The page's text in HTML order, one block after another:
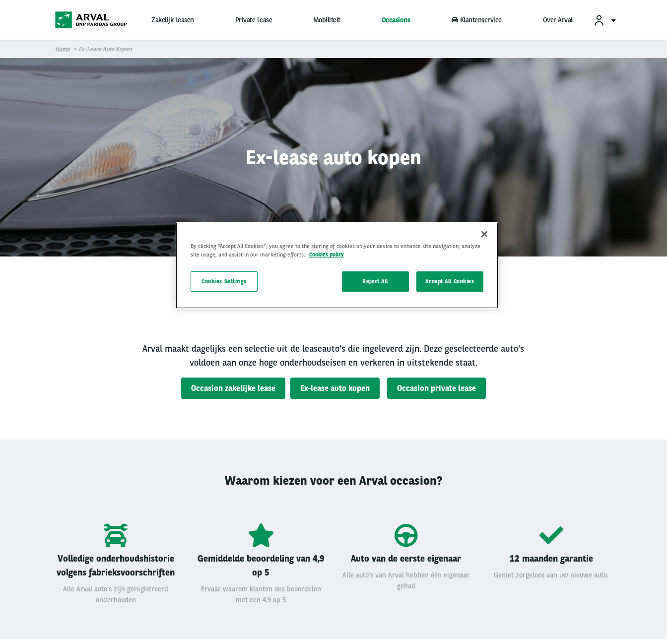
Zakelijk Leasen Private Lease Mobiliteit Occasions Klantenservice Over Arval
Home Ex-Lease Auto Kopen
Ex-lease auto kopen
Arval maakt dagelijks een selectie uit de leaseauto's die ingeleverd zijn. Deze geselecteerde auto's
voldoen aan onze hoge onderhoudseisen en verkeren in uitstekende staat.
Occasion zakelijke lease Ex-lease auto kopen Occasion private lease
Waarom kiezen voor een Arval occasion?
Volledige onderhoudshistorie
volgens fabrieksvoorschriften
Alle Arval auto’s zijn geregistreerd
onderhouden
Gemiddelde beoordeling van 4,9
op 5
Ervaar waarom klanten ons beoordelen
met een 4,9 op 5
Auto van de eerste eigenaar
Alle auto’s van Arval hebben één eigenaar
gehad
12 maanden garantie
Geniet zorgeloos van uw nieuwe auto.
By clicking “Accept All Cookies”, you agree to the storing of cookies on your device to enhance site navigation, analyze
site usage, and assist in our marketing efforts.
Cookies policy
Reject All Accept All Cookies
Cookies Settings